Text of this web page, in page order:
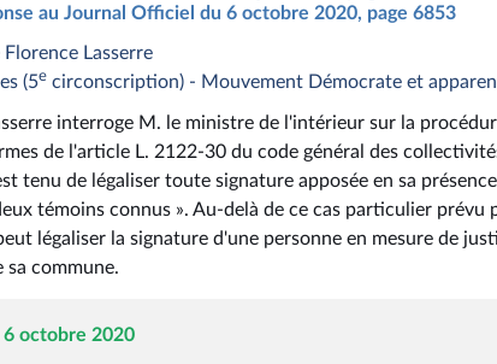
au Journal Officiel du 6 octobre 2020, page 6853
Florence Lasserre
(5e circonscription) - Mouvement Démocrate et
interroge M. le ministre de l'intérieur sur la
de l'article L. 2122-30 du code général des
tenu de légaliser toute signature apposée en sa
témoins connus ». Au-delà de ce cas particulier prévu
légaliser la signature d'une personne en mesure de
sa commune.
6 octobre 2020